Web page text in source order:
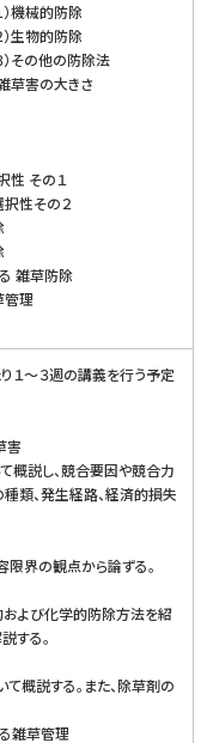
機械的防除
生物的防除
その他の防除法
害の大きさ
その１
性その２
雑草防除
理
１～３週の講義を行う予定
害
説し、競合要因や競合力
類、発生経路、経済的損失
界の観点から論ずる。
よび化学的防除方法を紹
する。
概説する。また、除草剤の
雑草管理